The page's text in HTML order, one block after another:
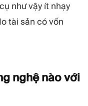
như vậy ít nhạy
tài sản có vốn
nghệ nào với